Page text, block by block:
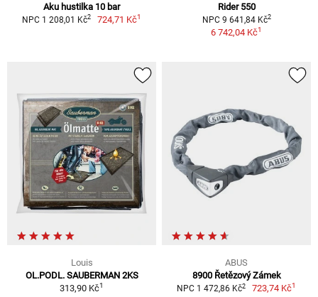
Aku hustilka 10 bar
NPC 1 208,01 Kč2 724,71 Kč1
Rider 550
NPC 9 641,84 Kč2
6 742,04 Kč1
Louis
OL.PODL. SAUBERMAN 2KS
313,90 Kč1
ABUS
8900 Řetězový Zámek
NPC 1 472,86 Kč2 723,74 Kč1